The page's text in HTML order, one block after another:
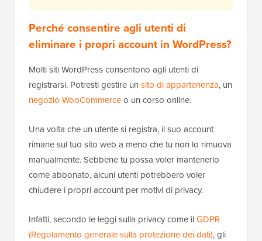
Perché consentire agli utenti di
eliminare i propri account in WordPress?
Molti siti WordPress consentono agli utenti di
registrarsi. Potresti gestire un sito di appartenenza, un
negozio WooCommerceo un corso online.
Una volta che un utente si registra, il suo account
rimane sul tuo sito web a meno che tu non lo rimuova
manualmente. Sebbene tu possa voler mantenerlo
come abbonato, alcuni utenti potrebbero voler
chiudere i propri account per motivi di privacy.
Infatti, secondo le leggi sulla privacy come ilGDPR
(Regolamento generale sulla protezione dei dati), gli